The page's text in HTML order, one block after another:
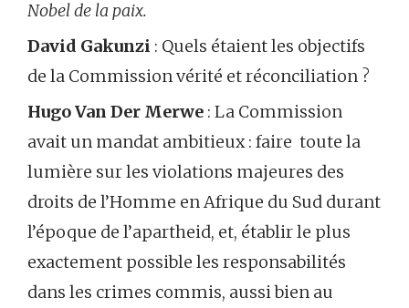
Nobel de la paix.
David Gakunzi : Quels étaient les objectifs
de la Commission vérité et réconciliation ?
Hugo Van Der Merwe : La Commission
avait un mandat ambitieux : faire toute la
lumière sur les violations majeures des
droits de l’Homme en Afrique du Sud durant
l’époque de l’apartheid, et, établir le plus
exactement possible les responsabilités
dans les crimes commis, aussi bien au